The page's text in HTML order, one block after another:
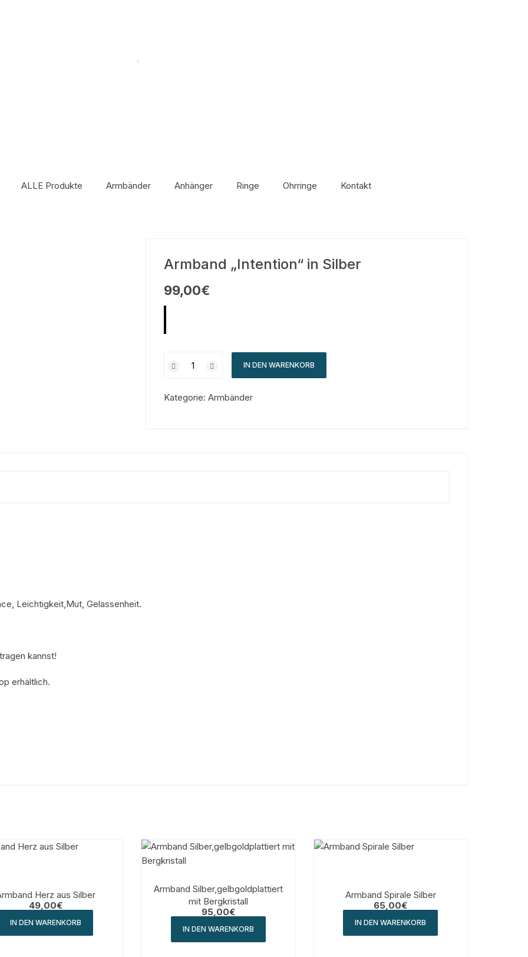
ALLE Produkte Armbänder Anhänger Ringe Ohrringe Kontakt
Armband „Intention“ in Silber
99,00€
IN DEN WARENKORB
Kategorie: Armbänder
Leichtigkeit,Mut, Gelassenheit.
kannst!
erhältlich.
Herz aus Silber
49,00€
IN DEN WARENKORB
Armband Silber,gelbgoldplattiert
mit Bergkristall
95,00€
IN DEN WARENKORB
Armband Spirale Silber
65,00€
IN DEN WARENKORB